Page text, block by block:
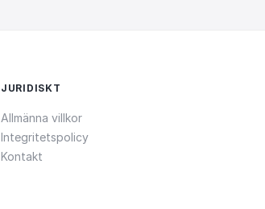
JURIDISKT
Allmänna villkor
Integritetspolicy
Kontakt